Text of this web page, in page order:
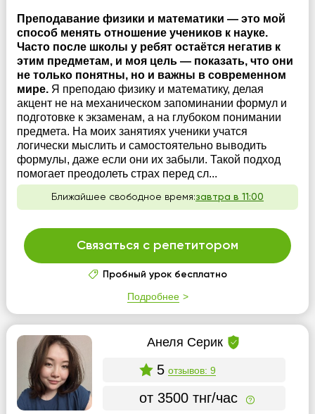
Преподавание физики и математики — это мой
способ менять отношение учеников к науке.
Часто после школы у ребят остаётся негатив к
этим предметам, и моя цель — показать, что они
не только понятны, но и важны в современном
мире. Я преподаю физику и математику, делая
акцент не на механическом запоминании формул и
подготовке к экзаменам, а на глубоком понимании
предмета. На моих занятиях ученики учатся
логически мыслить и самостоятельно выводить
формулы, даже если они их забыли. Такой подход
помогает преодолеть страх перед сл...
Ближайшее свободное время:завтра в 11:00
Связаться с репетитором
Пробный урок бесплатно
Подробнее
Анеля Серик
5 отзывов: 9
от 3500 тнг/час